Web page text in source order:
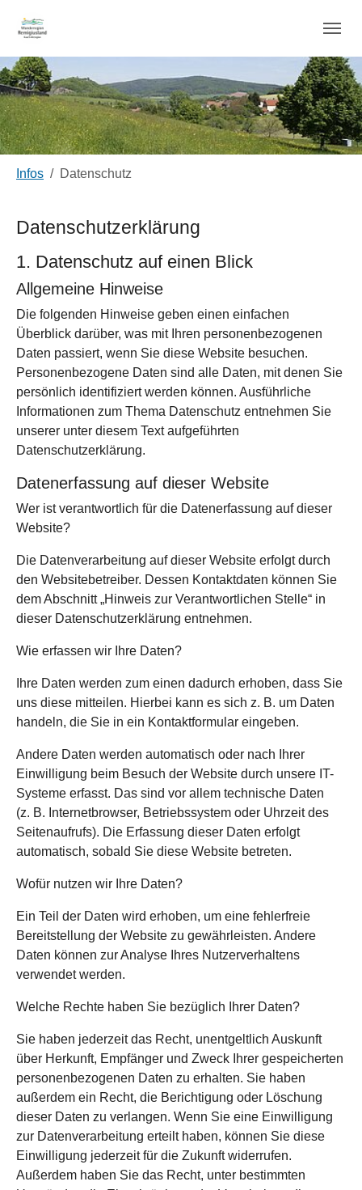
Infos Datenschutz
Datenschutz­erklärung
1. Datenschutz auf einen Blick
Allgemeine Hinweise
Die folgenden Hinweise geben einen einfachen
Überblick darüber, was mit Ihren personenbezogenen
Daten passiert, wenn Sie diese Website besuchen.
Personenbezogene Daten sind alle Daten, mit denen Sie
persönlich identifiziert werden können. Ausführliche
Informationen zum Thema Datenschutz entnehmen Sie
unserer unter diesem Text aufgeführten
Datenschutzerklärung.
Datenerfassung auf dieser Website
Wer ist verantwortlich für die Datenerfassung auf dieser
Website?
Die Datenverarbeitung auf dieser Website erfolgt durch
den Websitebetreiber. Dessen Kontaktdaten können Sie
dem Abschnitt „Hinweis zur Verantwortlichen Stelle“ in
dieser Datenschutzerklärung entnehmen.
Wie erfassen wir Ihre Daten?
Ihre Daten werden zum einen dadurch erhoben, dass Sie
uns diese mitteilen. Hierbei kann es sich z. B. um Daten
handeln, die Sie in ein Kontaktformular eingeben.
Andere Daten werden automatisch oder nach Ihrer
Einwilligung beim Besuch der Website durch unsere IT-
Systeme erfasst. Das sind vor allem technische Daten
(z. B. Internetbrowser, Betriebssystem oder Uhrzeit des
Seitenaufrufs). Die Erfassung dieser Daten erfolgt
automatisch, sobald Sie diese Website betreten.
Wofür nutzen wir Ihre Daten?
Ein Teil der Daten wird erhoben, um eine fehlerfreie
Bereitstellung der Website zu gewährleisten. Andere
Daten können zur Analyse Ihres Nutzerverhaltens
verwendet werden.
Welche Rechte haben Sie bezüglich Ihrer Daten?
Sie haben jederzeit das Recht, unentgeltlich Auskunft
über Herkunft, Empfänger und Zweck Ihrer gespeicherten
personenbezogenen Daten zu erhalten. Sie haben
außerdem ein Recht, die Berichtigung oder Löschung
dieser Daten zu verlangen. Wenn Sie eine Einwilligung
zur Datenverarbeitung erteilt haben, können Sie diese
Einwilligung jederzeit für die Zukunft widerrufen.
Außerdem haben Sie das Recht, unter bestimmten